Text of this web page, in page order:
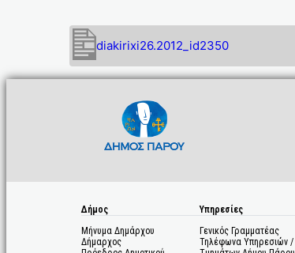
diakirixi26.2012_id2350
Δήμος
Μήνυμα Δημάρχου
Δήμαρχος
Υπηρεσίες
Γενικός Γραμματέας
Τηλέφωνα Υπηρεσιών /